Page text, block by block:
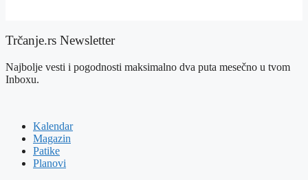
Trčanje.rs Newsletter
Najbolje vesti i pogodnosti maksimalno dva puta mesečno u tvom
Inboxu.
Kalendar
Magazin
Patike
Planovi